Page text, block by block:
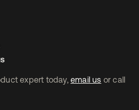
expert today, email us or call